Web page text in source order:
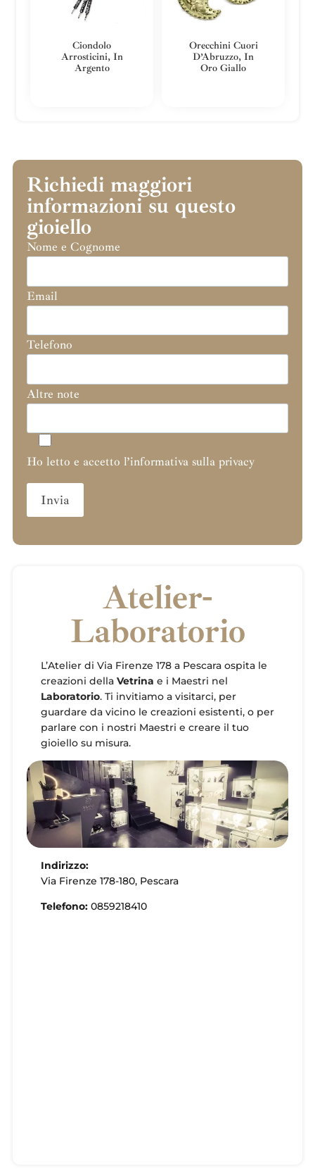
Ciondolo
Arrosticini, In
Argento
Orecchini Cuori
D’Abruzzo, In
Oro Giallo
Richiedi maggiori
informazioni su questo
gioiello
Nome e Cognome
Email
Telefono
Altre note
Ho letto e accetto l’informativa sulla privacy
Atelier-
Laboratorio
L’Atelier di Via Firenze 178 a Pescara ospita le
creazioni della Vetrina e i Maestri nel
Laboratorio. Ti invitiamo a visitarci, per
guardare da vicino le creazioni esistenti, o per
parlare con i nostri Maestri e creare il tuo
gioiello su misura.
Indirizzo:
Via Firenze 178-180, Pescara
Telefono: 0859218410